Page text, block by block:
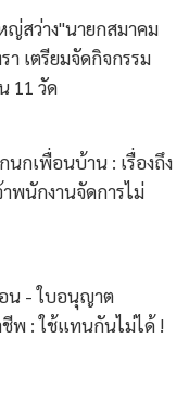
ญ่สว่าง"นายกสมาคม
า เตรียมจัดกิจกรรม
11 วัด
นกเพื่อนบ้าน : เรื่องถึง
าพนักงานจัดการไม่
น - ใบอนุญาต
พ : ใช้แทนกันไม่ได้ !